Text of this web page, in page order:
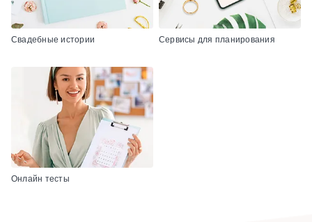
Свадебные истории Сервисы для планирования
Онлайн тесты